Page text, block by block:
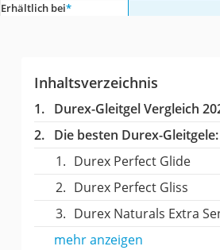
Erhältlich bei*
Inhaltsverzeichnis
Durex-Gleitgel Vergleich
Die besten Durex-Gleitgele:
Durex Perfect Glide
Durex Perfect Gliss
Durex Naturals Extra
mehr anzeigen